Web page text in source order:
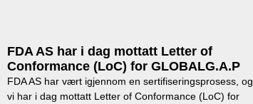
FDA AS har i dag mottatt Letter of
Conformance (LoC) for GLOBALG.A.P
FDA AS har vært igjennom en sertifiseringsprosess, og
vi har i dag mottatt Letter of Conformance (LoC) for